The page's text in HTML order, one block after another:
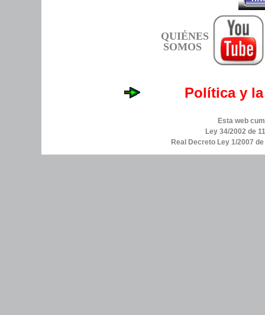
QUIÉNES
SOMOS
Política y
Esta web
Ley 34/2002 de
Real Decreto Ley 1/2007